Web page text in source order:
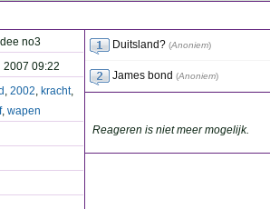
no3
2007 09:22
, 2002, kracht,
, wapen
Duitsland? (Anoniem)
James bond (Anoniem)
Reageren is niet meer mogelijk.